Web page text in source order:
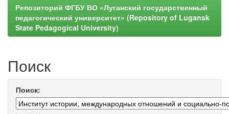
Репозиторий ФГБУ ВО «Луганский государственный
педагогический университет» (Repository of Lugansk
State Pedagogical University)
Поиск
Поиск: